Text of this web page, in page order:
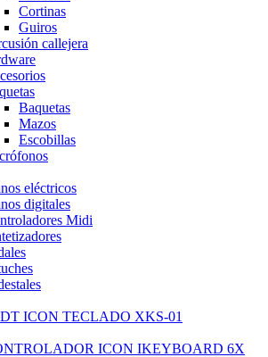
Cortinas
Guiros
callejera
Baquetas
Mazos
Escobillas
eléctricos
digitales
Midi
ICON TECLADO XKS-01
ICON IKEYBOARD 6X